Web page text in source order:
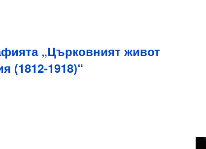
„Църковният живот
(1812-1918)“